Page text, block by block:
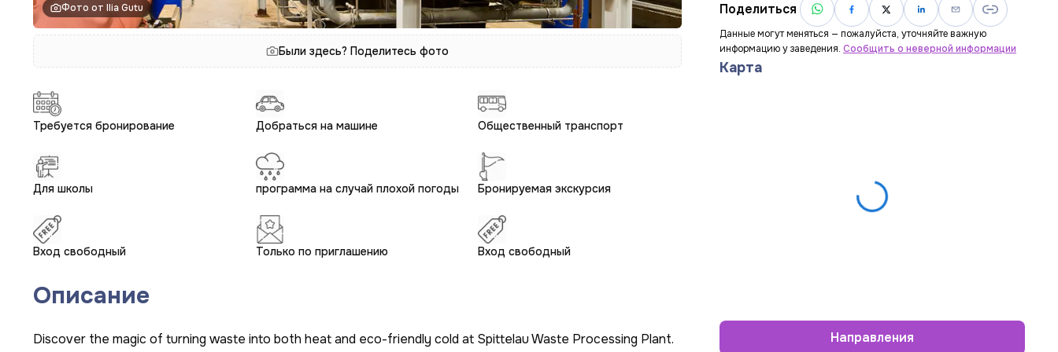
Фото от Ilia Gutu
Были здесь? Поделитесь фото
Требуется бронирование Добраться на машине Общественный транспорт
Для школы программа на случай плохой погоды Бронируемая экскурсия
Вход свободный Только по приглашению Вход свободный
Описание
Discover the magic of turning waste into both heat and eco-friendly cold at Spittelau Waste Processing Plant.
Поделиться
Данные могут меняться — пожалуйста, уточняйте важную
информацию у заведения. Сообщить о неверной информации
Карта
Направления